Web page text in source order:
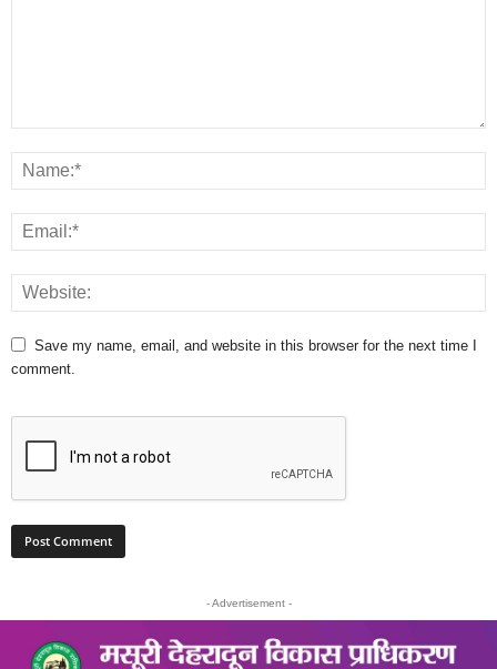
Save my name, email, and website in this browser for the next time I
comment.
- Advertisement -